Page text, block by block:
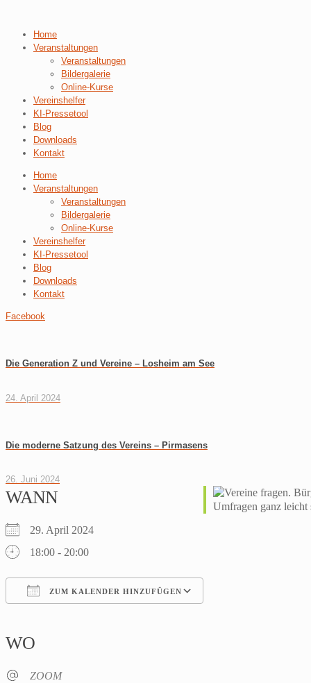
Home
Veranstaltungen
Veranstaltungen
Bildergalerie
Online-Kurse
Vereinshelfer
KI-Pressetool
Blog
Downloads
Kontakt
Home
Veranstaltungen
Veranstaltungen
Bildergalerie
Online-Kurse
Vereinshelfer
KI-Pressetool
Blog
Downloads
Kontakt
Facebook
Die Generation Z und Vereine – Losheim am See
24. April 2024
Die moderne Satzung des Vereins – Pirmasens
26. Juni 2024
WANN
29. April 2024
18:00 - 20:00
ZUM KALENDER HINZUFÜGEN
WO
ZOOM